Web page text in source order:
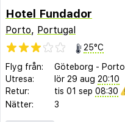
Hotel Fundador
Porto, Portugal
25°C
Flyg från:
Göteborg - Porto
Utresa:
lör 29 aug 20:10
Retur:
tis 01 sep 08:30
Nätter:
3